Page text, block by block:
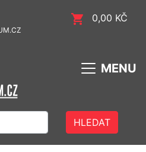
0,00 KČ
MENU
HLEDAT